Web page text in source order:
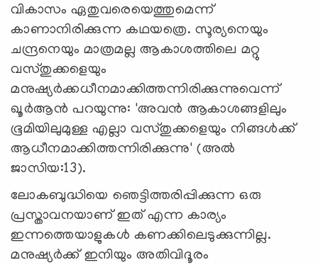
വികാസം ഏതുവരെയെത്തുമെന്ന്
കാണാനിരിക്കുന്ന കഥയത്രെ. സൂര്യനെയും
ചന്ദ്രനെയും മാത്രമല്ല ആകാശത്തിലെ മറ്റു
വസ്തുക്കളെയും
മനുഷ്യര്‍ക്കധീനമാക്കിത്തന്നിരിക്കുന്നുവെന്ന്
ഖൂര്‍ആന്‍ പറയുന്നു: 'അവന്‍ ആകാശങ്ങളിലും
ഭൂമിയിലുമുള്ള എല്ലാ വസ്തുക്കളെയും നിങ്ങള്‍ക്ക്
ആധീനമാക്കിത്തന്നിരിക്കുന്നു' (അല്‍
ജാസിയ:13).
ലോകബുദ്ധിയെ ഞെട്ടിത്തരിപ്പിക്കുന്ന ഒരു
പ്രസ്താവനയാണ് ഇത് എന്ന കാര്യം
ഇന്നത്തെയാളുകള്‍ കണക്കിലെടുക്കുന്നില്ല.
മനുഷ്യര്‍ക്ക് ഇനിയും അതിവിദൂരം